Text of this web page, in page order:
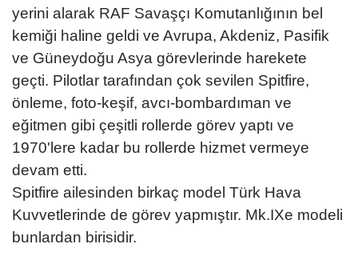
yerini alarak RAF Savaşçı Komutanlığının bel
kemiği haline geldi ve Avrupa, Akdeniz, Pasifik
ve Güneydoğu Asya görevlerinde harekete
geçti. Pilotlar tarafından çok sevilen Spitfire,
önleme, foto-keşif, avcı-bombardıman ve
eğitmen gibi çeşitli rollerde görev yaptı ve
1970'lere kadar bu rollerde hizmet vermeye
devam etti.
Spitfire ailesinden birkaç model Türk Hava
Kuvvetlerinde de görev yapmıştır. Mk.IXe modeli
bunlardan birisidir.